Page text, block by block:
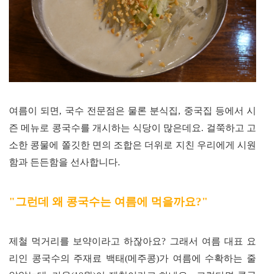
여름이 되면 , 국수 전문점은 물론 분식집, 중국집 등에서 시
즌 메뉴로 콩국수를 개시하는 식당이 많은데요. 걸쭉하고 고
소한 콩물에 쫄깃한 면의 조합은 더위로 지친 우리에게 시원
함과 든든함을 선사합니다.
"그런데 왜 콩국수는 여름에 먹을까요?"
제철 먹거리를 보약이라고 하잖아요? 그래서 여름 대표 요
리인 콩국수의 주재료 백태(메주콩)가 여름에 수확하는 줄